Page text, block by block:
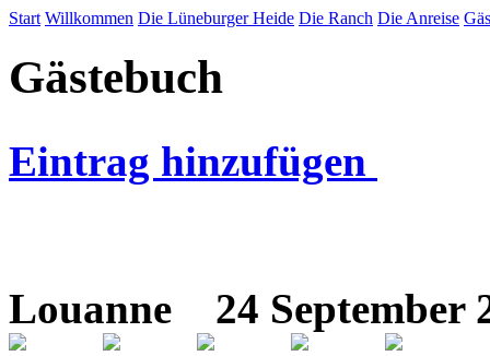
Start Willkommen Die Lüneburger Heide Die Ranch Die Anreise
Gästebuch
Eintrag hinzufügen
Louanne 24 September